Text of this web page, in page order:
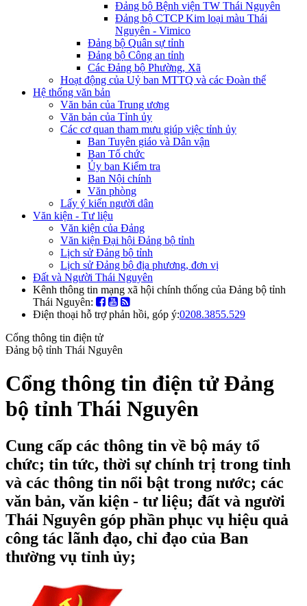
Đảng bộ Bệnh viện TW Thái Nguyên
Đảng bộ CTCP Kim loại màu Thái
Nguyên - Vimico
Đảng bộ Quân sự tỉnh
Đảng bộ Công an tỉnh
Các Đảng bộ Phường, Xã
Hoạt động của Uỷ ban MTTQ và các Đoàn thể
Hệ thống văn bản
Văn bản của Trung ương
Văn bản của Tỉnh ủy
Các cơ quan tham mưu giúp việc tỉnh ủy
Ban Tuyên giáo và Dân vận
Ban Tổ chức
Ủy ban Kiểm tra
Ban Nội chính
Văn phòng
Lấy ý kiến người dân
Văn kiện - Tư liệu
Văn kiện của Đảng
Văn kiện Đại hội Đảng bộ tỉnh
Lịch sử Đảng bộ tỉnh
Lịch sử Đảng bộ địa phương, đơn vị
Đất và Người Thái Nguyên
Kênh thông tin mạng xã hội chính thống của Đảng bộ tỉnh
Thái Nguyên:
Điện thoại hỗ trợ phản hồi, góp ý:0208.3855.529
Cổng thông tin điện tử
Đảng bộ tỉnh Thái Nguyên
Cổng thông tin điện tử Đảng
bộ tỉnh Thái Nguyên
Cung cấp các thông tin về bộ máy tổ
chức; tin tức, thời sự chính trị trong tỉnh
và các thông tin nổi bật trong nước; các
văn bản, văn kiện - tư liệu; đất và người
Thái Nguyên góp phần phục vụ hiệu quả
công tác lãnh đạo, chỉ đạo của Ban
thường vụ tỉnh ủy;